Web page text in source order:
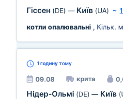
Гіссен (DE) — Київ (UA) ~
котли опалювальні , Кільк.
1 годину тому
09.08 крита
Нідер-Ольмі (DE) — Київ